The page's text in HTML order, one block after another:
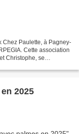
Chez Paulette, à Pagney-
Cette association
Christophe, se
2025